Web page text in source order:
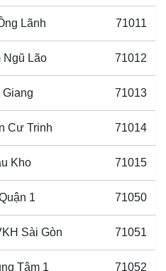
Lãnh 71011
Ngũ Lão 71012
Giang 71013
Cư Trinh 71014
Kho 71015
1 71050
Sài Gòn 71051
Tâm 1 71052